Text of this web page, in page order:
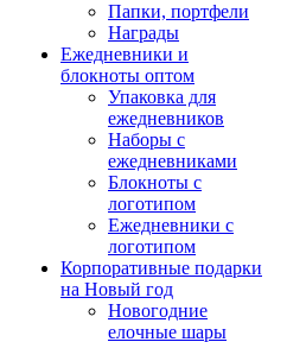
Папки, портфели
Награды
Ежедневники и
блокноты оптом
Упаковка для
ежедневников
Наборы с
ежедневниками
Блокноты с
логотипом
Ежедневники с
логотипом
Корпоративные подарки
на Новый год
Новогодние
елочные шары